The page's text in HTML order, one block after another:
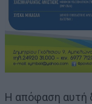
Η απόφαση αυτή